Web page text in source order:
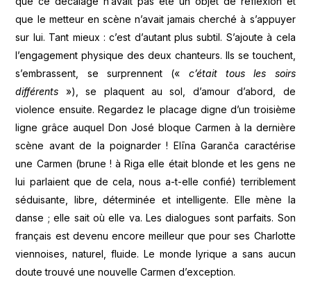
que le metteur en scène n’avait jamais cherché à s’appuyer
sur lui. Tant mieux : c’est d’autant plus subtil. S’ajoute à cela
l’engagement physique des deux chanteurs. Ils se touchent,
s’embrassent, se surprennent (« c’était tous les soirs
différents »), se plaquent au sol, d’amour d’abord, de
violence ensuite. Regardez le placage digne d’un troisième
ligne grâce auquel Don José bloque Carmen à la dernière
scène avant de la poignarder ! Elīna Garanča caractérise
une Carmen (brune ! à Riga elle était blonde et les gens ne
lui parlaient que de cela, nous a-t-elle confié) terriblement
séduisante, libre, déterminée et intelligente. Elle mène la
danse ; elle sait où elle va. Les dialogues sont parfaits. Son
français est devenu encore meilleur que pour ses Charlotte
viennoises, naturel, fluide. Le monde lyrique a sans aucun
doute trouvé une nouvelle Carmen d’exception.